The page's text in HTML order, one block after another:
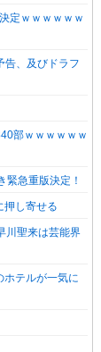
定ｗｗｗｗｗｗ
告、及びドラフ
部ｗｗｗｗｗｗ
緊急重版決定！
押し寄せる
川聖来は芸能界
ホテルが一気に